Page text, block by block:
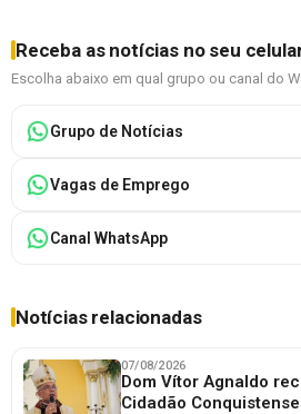
Receba as notícias no seu
Escolha abaixo em qual grupo ou canal do
Grupo de Notícias
Vagas de Emprego
Canal WhatsApp
Notícias relacionadas
07/08/2026
Dom Vítor Agnaldo
Cidadão